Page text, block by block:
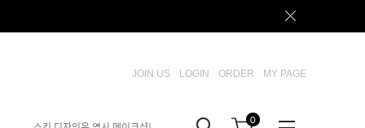
JOIN US LOGIN ORDER MY PAGE
0